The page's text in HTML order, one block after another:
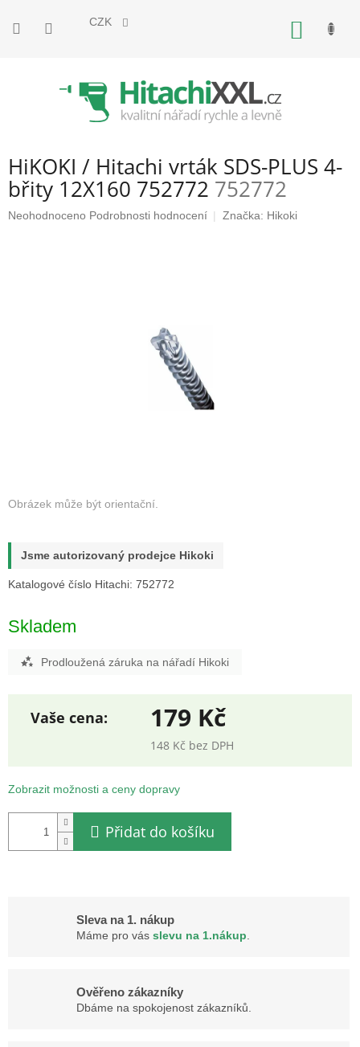
obsah
CZK
HiKOKI / Hitachi vrták SDS-PLUS 4-
břity 12X160 752772 752772
Průměrné
Neohodnoceno Podrobnosti hodnocení Značka: Hikoki
Jsme autorizovaný prodejce Hikoki
Katalogové číslo Hitachi: 752772
Skladem
Prodloužená záruka na nářadí Hikoki
179 Kč
148 Kč bez DPH
cena:
Zobrazit možnosti a ceny dopravy
Přidat do košíku
Sleva na 1. nákup
Máme pro vás slevu na 1.nákup
Ověřeno zákazníky
Dbáme na spokojenost zákazníků.